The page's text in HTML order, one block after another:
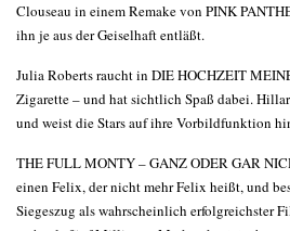
Clouseau in einem Remake von PINK
ihn je aus der Geiselhaft entläßt.
Julia Roberts raucht in DIE HOCHZEIT
Zigarette – und hat sichtlich Spaß dabei.
und weist die Stars auf ihre Vorbildfunktion
THE FULL MONTY – GANZ ODER GAR
einen Felix, der nicht mehr Felix heißt, und
Siegeszug als wahrscheinlich erfolgreichster